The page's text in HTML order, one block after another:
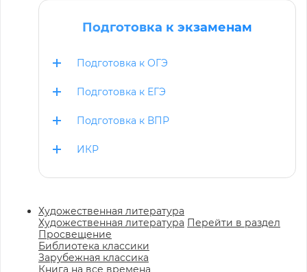
Подготовка к экзаменам
Подготовка к ОГЭ
Подготовка к ЕГЭ
Подготовка к ВПР
ИКР
Художественная литература
Художественная литература Перейти в раздел
Просвещение
Библиотека классики
Зарубежная классика
Книга на все времена